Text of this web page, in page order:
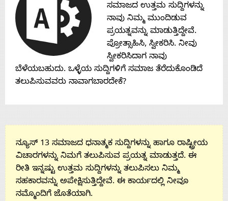
ಸಮಾಜದ ಉತ್ತಮ ಸುದ್ದಿಗಳನ್ನು
ನಾವು ನಿಮ್ಮ ಮುಂದಿಡುವ
ಪ್ರಯತ್ನವನ್ನು ಮಾಡುತ್ತಿದ್ದೇವೆ.
ಪ್ರೋತ್ಸಾಹಿಸಿ, ಸ್ವೀಕರಿಸಿ. ನೀವು
ಸ್ವೀಕರಿಸಿದಾಗ ನಾವು
ಬೆಳೆಯಬಹುದು. ಒಳ್ಳೆಯ ಸುದ್ದಿಗಳಿಗೆ ಸಮಾಜ ತೆರೆದುಕೊಂಡಿದೆ
ತಲುಪಿಸುವವರು ನಾವಾಗಬಾರದೇಕೆ?
ನ್ಯೂಸ್ 13 ಸಮಾಜದ ಧನಾತ್ಮಕ ಸುದ್ದಿಗಳನ್ನು ಹಾಗೂ ರಾಷ್ಟ್ರೀಯ
ವಿಚಾರಗಳನ್ನು ನಿಮಗೆ ತಲುಪಿಸುವ ಪ್ರಯತ್ನ ಮಾಡುತ್ತದೆ. ಈ
ರೀತಿ ಇನ್ನಷ್ಟು ಉತ್ತಮ ಸುದ್ದಿಗಳನ್ನು ತಲುಪಿಸಲು ನಿಮ್ಮ
ಸಹಕಾರವನ್ನು ಅಪೇಕ್ಷಿಸುತ್ತಿದ್ದೇವೆ. ಈ ಕಾರ್ಯದಲ್ಲಿ ನೀವೂ
ನಮ್ಮೊಂದಿಗೆ ಜೊತೆಯಾಗಿ.